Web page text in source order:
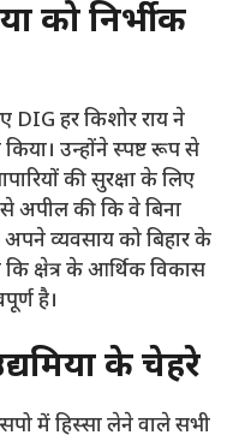
को निर्भीक
DIG हर किशोर राय ने
किया। उन्होंने स्पष्ट रूप से
की सुरक्षा के लिए
से अपील की कि वे बिना
व्यवसाय को बिहार के
क्षेत्र के आर्थिक विकास
है।
के चेहरे
में हिस्सा लेने वाले सभी